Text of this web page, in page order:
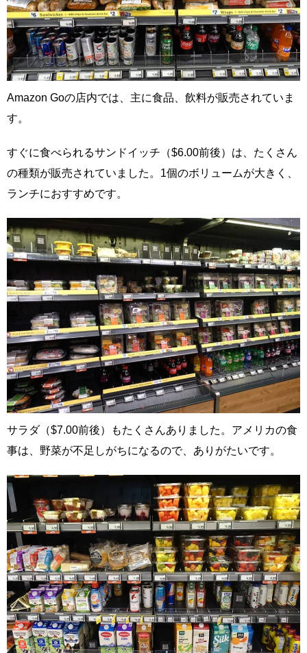
Amazon Goの店内では、主に食品、飲料が販売されていま
す。
すぐに食べられるサンドイッチ（$6.00前後）は、たくさん
の種類が販売されていました。1個のボリュームが大きく、
ランチにおすすめです。
サラダ（$7.00前後）もたくさんありました。アメリカの食
事は、野菜が不足しがちになるので、ありがたいです。